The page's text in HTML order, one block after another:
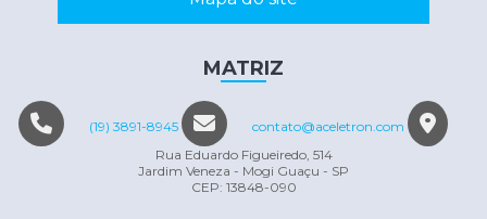
MATRIZ
(19) 3891-8945
contato@aceletron.com
Rua Eduardo Figueiredo, 514
Jardim Veneza - Mogi Guaçu - SP
CEP: 13848-090